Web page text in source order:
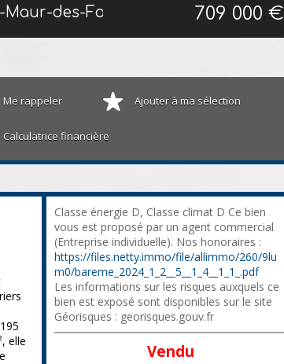
709 000 €
Me rappeler Ajouter à ma sélection
Calculatrice financière
elle
Classe énergie D, Classe climat D Ce bien
vous est proposé par un agent commercial
(Entreprise individuelle). Nos honoraires :
https://files.netty.immo/file/allimmo/260/9lu
m0/bareme_2024_1_2__5__1_4__1_1_.pdf
Les informations sur les risques auxquels ce
bien est exposé sont disponibles sur le site
Géorisques : georisques.gouv.fr
Vendu